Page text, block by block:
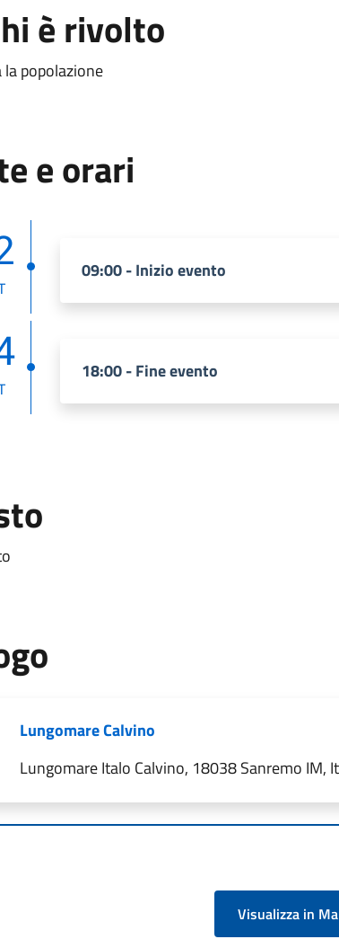
è rivolto
popolazione
e orari
09:00 - Inizio evento
18:00 - Fine evento
Lungomare Calvino
Lungomare Italo Calvino, 18038 Sanremo IM,
Visualizza in